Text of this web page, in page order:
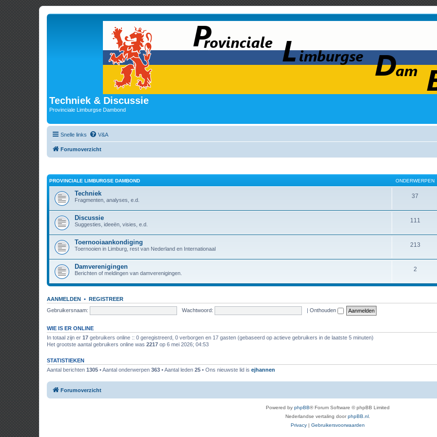
Techniek & Discussie
Provinciale Limburgse Dambond
Snelle links V&A
Forumoverzicht
PROVINCIALE LIMBURGSE DAMBOND ONDERWERPEN
Techniek
Fragmenten, analyses, e.d.
37
Discussie
Suggesties, ideeën, visies, e.d.
111
Toernooiaankondiging
Toernooien in Limburg, rest van Nederland en Internationaal
213
Damverenigingen
Berichten of meldingen van damverenigingen.
2
AANMELDEN • REGISTREER
Gebruikersnaam:
Wachtwoord: | Onthouden
WIE IS ER ONLINE
In totaal zijn er 17 gebruikers online :: 0 geregistreerd, 0 verborgen en 17 gasten (gebaseerd op actieve gebruikers in de laatste 5 minuten)
Het grootste aantal gebruikers online was 2217 op 6 mei 2026; 04:53
STATISTIEKEN
Aantal berichten 1305 • Aantal onderwerpen 363 • Aantal leden 25 • Ons nieuwste lid is ejhannen
Forumoverzicht
Powered by phpBB® Forum Software © phpBB Limited
Nederlandse vertaling doorphpBB.nl
Privacy | Gebruikersvoorwaarden